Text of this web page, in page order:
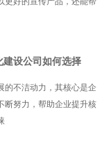
建设公司如何选择
的不洁动力，其核心是企
断努力，帮助企业提升核